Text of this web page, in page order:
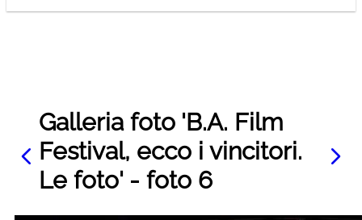
Galleria foto 'B.A. Film
Festival, ecco i vincitori.
Le foto' - foto 6